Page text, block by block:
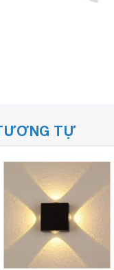
TỰ